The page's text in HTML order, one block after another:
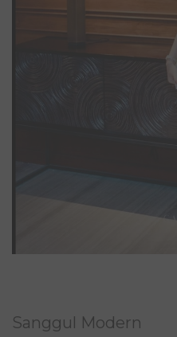
Sanggul Modern